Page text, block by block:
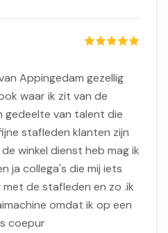
Appingedam gezellig
waar ik zit van de
gedeelte van talent die
stafleden klanten zijn
winkel dienst heb mag ik
ja collega's die mij iets
de stafleden en zo .ik
omdat ik op een
coepur